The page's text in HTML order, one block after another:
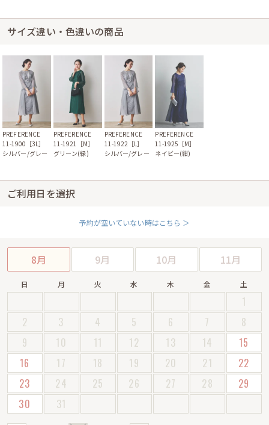
サイズ違い・色違いの商品
PREFERENCE
11-1900［3L］
シルバー/グレー
PREFERENCE
11-1921［M］
グリーン(緑)
PREFERENCE
11-1922［L］
シルバー/グレー
PREFERENCE
11-1925［M］
ネイビー(紺)
ご利用日を選択
予約が空いていない時はこちら ＞
8月 9月 10月 11月
日 月 火 水 木 金 土
1
2
3 4 5 6 7
8
9
10 11 12 13 14
15
16
17 18 19 20 21
22
23
24 25 26 27 28
29
30
31